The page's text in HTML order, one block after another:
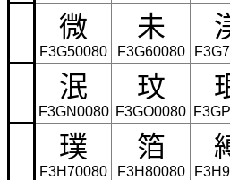
微
F3G50080
未
F3G60080
泯
F3GN0080
玟
F3GO0080
璞
F3H70080
箔
F3H80080